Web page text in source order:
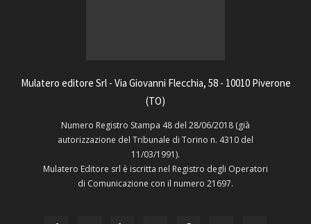
Mulatero editore Srl - Via Giovanni Flecchia, 58 - 10010 Piverone
(TO)
Numero Registro Stampa 48 del 28/06/2018 (già
autorizzazione del Tribunale di Torino n. 4310 del
11/03/1991).
Mulatero Editore srl è iscritta nel Registro degli Operatori
di Comunicazione con il numero 21697.